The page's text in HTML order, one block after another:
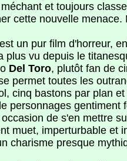
et toujours
cette nouvelle
est un pur film d'horreur,
plus vu depuis le
Del Toro, plutôt fan de
permet toutes les
cinq bastons par plan
personnages gentiment
de s'en mettre
muet, imperturbable et
charisme presque